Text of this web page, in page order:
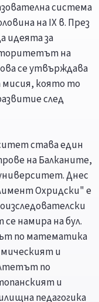
система
на IX в. През
идеята за
на
се утвърждава
която то
след
става един
на Балканите,
Днес
Охридски" е
намира на бул.
по математика
и
по
и
педагогика